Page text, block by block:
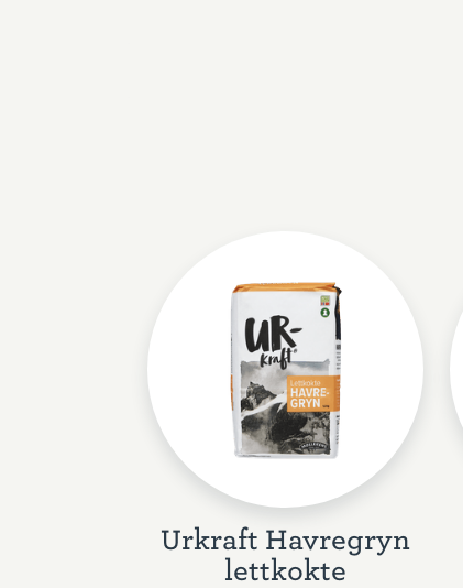
Urkraft Havregryn
lettkokte